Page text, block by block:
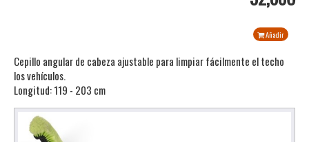
Añadir
Cepillo angular de cabeza ajustable para limpiar fácilmente el techo
los vehículos.
Longitud: 119 - 203 cm